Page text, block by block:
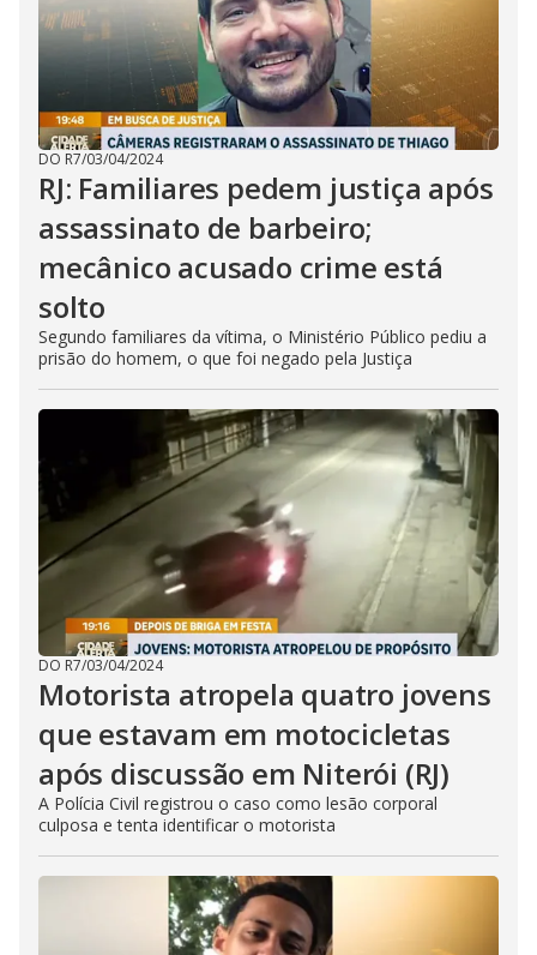
DO R7/03/04/2024
RJ: Familiares pedem justiça após
assassinato de barbeiro;
mecânico acusado crime está
solto
Segundo familiares da vítima, o Ministério Público pediu a
prisão do homem, o que foi negado pela Justiça
DO R7/03/04/2024
Motorista atropela quatro jovens
que estavam em motocicletas
após discussão em Niterói (RJ)
A Polícia Civil registrou o caso como lesão corporal
culposa e tenta identificar o motorista